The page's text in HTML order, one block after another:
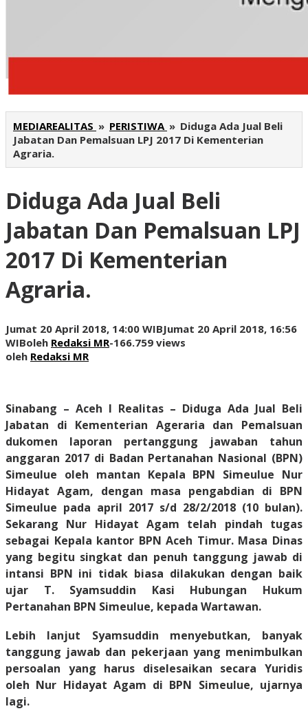
MEDIAREALITAS » PERISTIWA » Diduga Ada Jual Beli
Jabatan Dan Pemalsuan LPJ 2017 Di Kementerian
Agraria.
Diduga Ada Jual Beli
Jabatan Dan Pemalsuan LPJ
2017 Di Kementerian
Agraria.
Jumat 20 April 2018, 14:00 WIBJumat 20 April 2018, 16:56
WIBoleh Redaksi MR-166.759 views
oleh Redaksi MR
Sinabang – Aceh I Realitas – Diduga Ada Jual Beli
Jabatan di Kementerian Ageraria dan Pemalsuan
dukomen laporan pertanggung jawaban tahun
anggaran 2017 di Badan Pertanahan Nasional (BPN)
Simeulue oleh mantan Kepala BPN Simeulue Nur
Hidayat Agam, dengan masa pengabdian di BPN
Simeulue pada april 2017 s/d 28/2/2018 (10 bulan).
Sekarang Nur Hidayat Agam telah pindah tugas
sebagai Kepala kantor BPN Aceh Timur. Masa Dinas
yang begitu singkat dan penuh tanggung jawab di
intansi BPN ini tidak biasa dilakukan dengan baik
ujar T. Syamsuddin Kasi Hubungan Hukum
Pertanahan BPN Simeulue, kepada Wartawan.
Lebih lanjut Syamsuddin menyebutkan, banyak
tanggung jawab dan pekerjaan yang menimbulkan
persoalan yang harus diselesaikan secara Yuridis
oleh Nur Hidayat Agam di BPN Simeulue, ujarnya
lagi.